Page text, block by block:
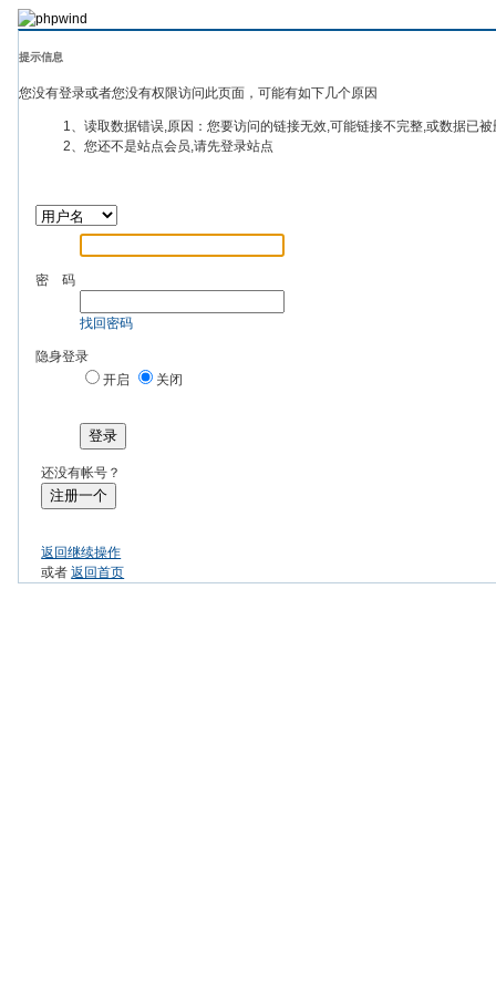
提示信息
您没有登录或者您没有权限访问此页面，可能有如下几个原因
1、读取数据错误,原因：您要访问的链接无效,可能链接不完整,或数据已
2、您还不是站点会员,请先登录站点
密 码
找回密码
隐身登录
开启
关闭
登录
还没有帐号？
注册一个
返回继续操作
或者返回首页